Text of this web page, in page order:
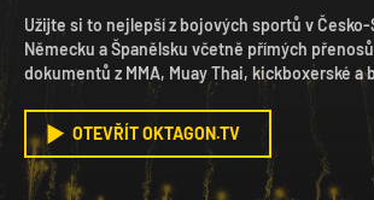
Užijte si to nejlepší z bojových sportů v
Německu a Španělsku včetně přímých
dokumentů z MMA, Muay Thai, kickboxerské a
OTEVŘÍT OKTAGON.TV